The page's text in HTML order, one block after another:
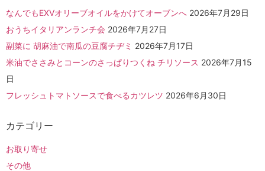
なんでもEXVオリーブオイルをかけてオーブンへ 2026年7月29日
おうちイタリアンランチ会 2026年7月27日
副菜に 胡麻油で南瓜の豆腐チヂミ 2026年7月17日
米油でささみとコーンのさっぱりつくね チリソース 2026年7月15
日
フレッシュトマトソースで食べるカツレツ 2026年6月30日
カテゴリー
お取り寄せ
その他